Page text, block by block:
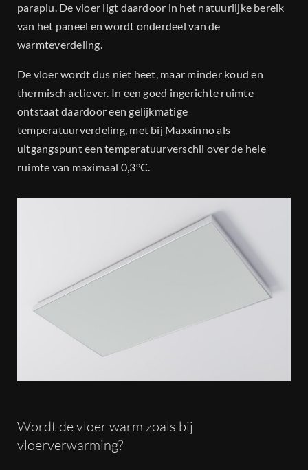
paraplu. De vloer ligt daardoor in het natuurlijke bereik
van het paneel en wordt onderdeel van de
warmteverdeling.
De vloer wordt dus niet heet, maar minder koud en
thermisch actiever. In een goed ingerichte ruimte
ontstaat daardoor een gelijkmatige
temperatuurverdeling, met bij Maxxinno als
uitgangspunt een temperatuurverschil over de hele
ruimte van maximaal 0,3°C.
Wordt de vloer warm zoals bij
vloerverwarming?